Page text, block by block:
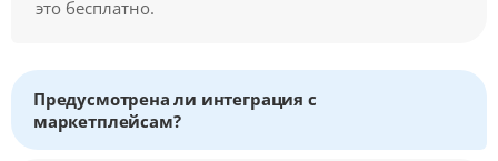
это бесплатно.
Предусмотрена ли интеграция с
маркетплейсам?